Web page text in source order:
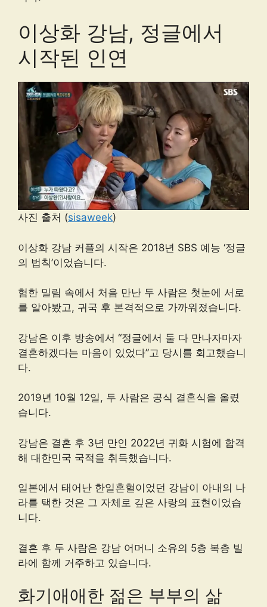
이상화 강남, 정글에서
시작된 인연
사진 출처 (sisaweek)
이상화 강남 커플의 시작은 2018년 SBS 예능 ‘정글
의 법칙’이었습니다.
험한 밀림 속에서 처음 만난 두 사람은 첫눈에 서로
를 알아봤고, 귀국 후 본격적으로 가까워졌습니다.
강남은 이후 방송에서 “정글에서 둘 다 만나자마자
결혼하겠다는 마음이 있었다”고 당시를 회고했습니
다.
2019년 10월 12일, 두 사람은 공식 결혼식을 올렸
습니다.
강남은 결혼 후 3년 만인 2022년 귀화 시험에 합격
해 대한민국 국적을 취득했습니다.
일본에서 태어난 한일혼혈이었던 강남이 아내의 나
라를 택한 것은 그 자체로 깊은 사랑의 표현이었습
니다.
결혼 후 두 사람은 강남 어머니 소유의 5층 복층 빌
라에 함께 거주하고 있습니다.
화기애애한 젊은 부부의 삶